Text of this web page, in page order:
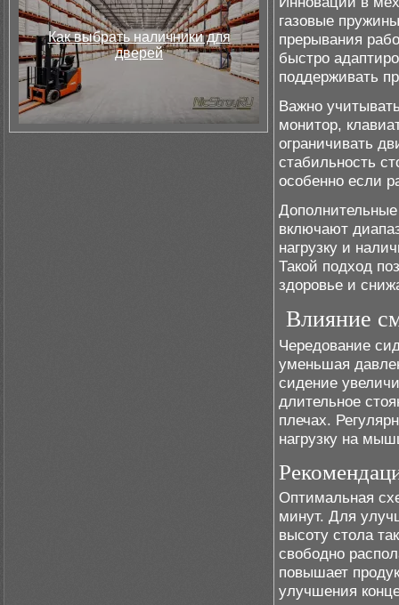
Как выбрать наличники для
дверей
газовые
прерывания
быстро
поддерживать
Важно
монитор,
ограничивать
стабильность
особенно если
включают
нагрузку и
Такой подход
здоровье и
Влияние
Чередование
уменьшая
сидение
длительное
плечах.
нагрузку на
Оптимальная
минут. Для
высоту стола
свободно
повышает
улучшения